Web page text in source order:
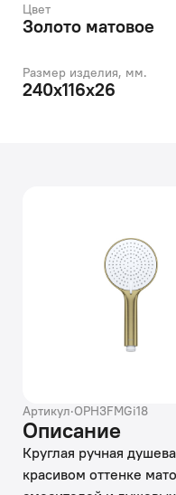
Цвет
Золото матовое
Размер изделия, мм.
240х116х26
Артикул·OPH3FMGi18
Описание
Круглая ручная
красивом оттенке